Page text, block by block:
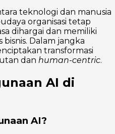
teknologi dan manusia
organisasi tetap
dihargai dan memiliki
Dalam jangka
transformasi
dan human-centric.
AI di
AI?